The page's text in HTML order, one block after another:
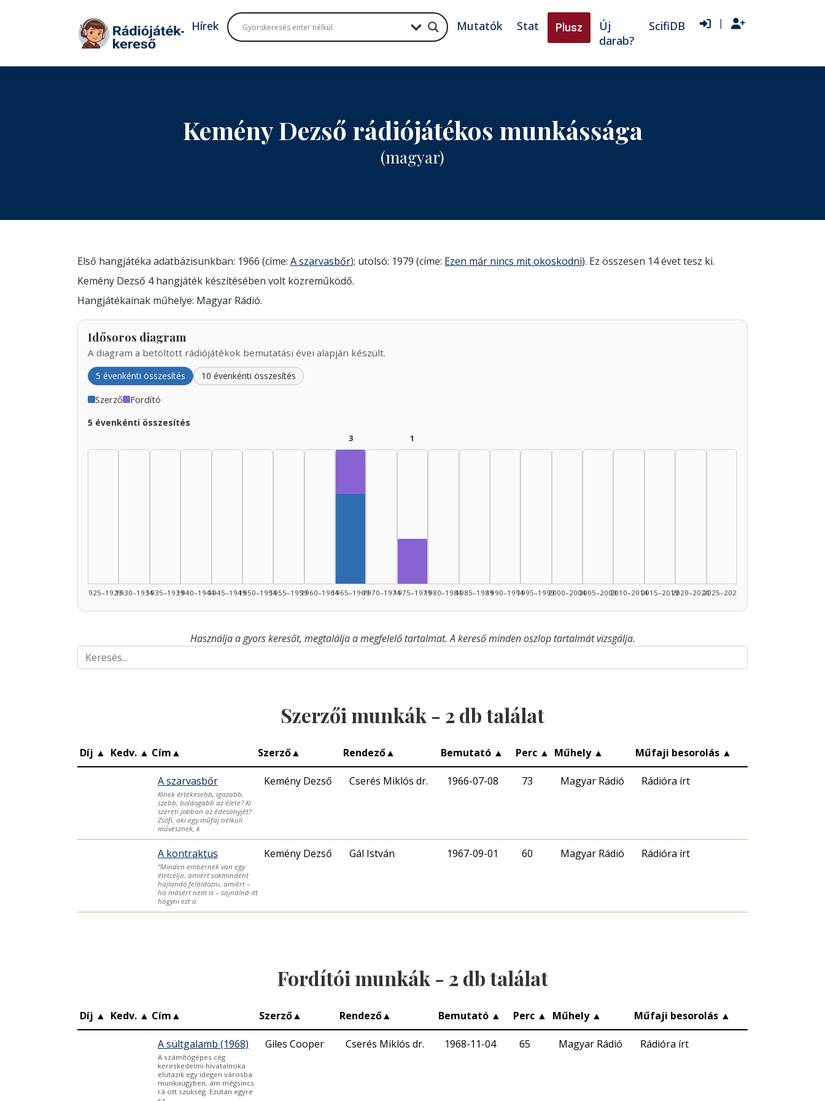
Tovább a tartalomhoz
Hírek Mutatók Stat Plusz
Új
darab?
ScifiDB |
Kemény Dezső rádiójátékos munkássága
(magyar)
Első hangjátéka adatbázisunkban: 1966 (címe: A szarvasbőr); utolsó: 1979 (címe: Ezen már nincs mit okoskodni). Ez összesen 14 évet tesz ki.
Kemény Dezső 4 hangjáték készítésében volt közreműködő.
Hangjátékainak műhelye: Magyar Rádió.
Idősoros diagram
A diagram a betöltött rádiójátékok bemutatási évei alapján készült.
5 évenkénti összesítés 10 évenkénti összesítés
Szerző Fordító
5 évenkénti összesítés
1925–19291930–19341935–19391940–19441945–19491950–19541955–19591960–1964
3
1965–19691970–1974
1
1975–19791980–19841985–19891990–19941995–19992000–20042005–20092010–20142015–20192020–20242025–2026
Használja a gyors keresőt, megtalálja a megfelelő tartalmat. A kereső minden oszlop tartalmát vizsgálja.
Szerzői munkák - 2 db találat
Díj ▲ Kedv. ▲ Cím▲ Szerző▲ Rendező▲ Bemutató ▲ Perc ▲ Műhely ▲ Műfaji besorolás ▲
A szarvasbőr
Kinek értékesebb, igazabb,
szebb, boldogabb az élete? Ki
szereti jobban az édesanyjét?
Zsófi, aki egy műfaj nélküli
művésznek, k
Kemény Dezső Cserés Miklós dr. 1966-07-08 73 Magyar Rádió Rádióra írt
A kontraktus
”Minden embernek van egy
életcélja, amiért sokmindent
hajlandó feláldozni, amiért –
ha másért nem is – sajnálná itt
hagyni ezt a
Kemény Dezső Gál István 1967-09-01 60 Magyar Rádió Rádióra írt
Fordítói munkák - 2 db találat
Díj ▲ Kedv. ▲ Cím▲ Szerző▲ Rendező▲ Bemutató ▲ Perc ▲ Műhely ▲ Műfaji besorolás ▲
A sültgalamb (1968)
A számítógépes cég
kereskedelmi hivatalnoka
elutazik egy idegen városba
munkaügyben, ám mégsincs
rá ott szükség. Ezután egyre
Giles Cooper Cserés Miklós dr. 1968-11-04 65 Magyar Rádió Rádióra írt